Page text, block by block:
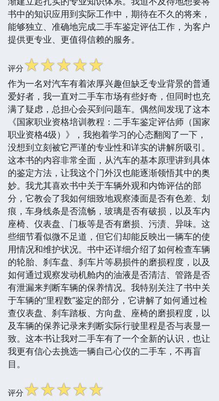
书中的知识应用到实际工作中，期待在不久的将来，
能够独立、准确地完成二手车鉴定评估工作，为客户
提供更专业、更值得信赖的服务。
评分☆☆☆☆☆
作为一名对汽车有着浓厚兴趣但缺乏专业背景的普通
爱好者，我一直对二手车市场有些好奇，但同时也充
满了疑虑，总担心会买到问题车。偶然间发现了这本
《国家职业资格培训教程：二手车鉴定评估师（国家
职业资格4级）》，我抱着学习的心态翻阅了一下，
没想到立刻被它严谨的专业性和详实的讲解所吸引。
这本书的内容非常全面，从汽车的基本原理讲到具体
的鉴定方法，让我这个门外汉也能逐渐领悟其中的奥
妙。我尤其喜欢书中关于车辆外观和内饰评估的部
分，它教会了我如何细致地观察漆面是否有色差、划
痕，车身线条是否流畅，玻璃是否有破损，以及车内
座椅、仪表盘、门板等是否有磨损、污渍、异味。这
些细节看似微不足道，但它们却能反映出一辆车的使
用情况和维护状况。书中还详细介绍了如何检查车辆
的轮胎、刹车盘、刹车片等易损件的磨损程度，以及
如何通过观察发动机舱内的油液是否清洁、管路是否
有泄漏来判断车辆的保养情况。我特别关注了书中关
于车辆的“里程数”鉴定的部分，它讲解了如何通过检
查仪表盘、刹车踏板、方向盘、座椅的磨损程度，以
及车辆的保养记录来判断实际行驶里程是否与表显一
致。这本书让我对二手车有了一个全新的认识，也让
我更有信心去挑选一辆自己心仪的二手车，不再盲
目。
评分☆☆☆☆☆